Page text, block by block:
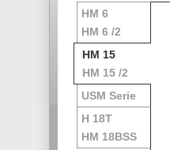
HM 6
HM 6 /2
HM 15
HM 15 /2
USM Serie
H 18T
HM 18BSS